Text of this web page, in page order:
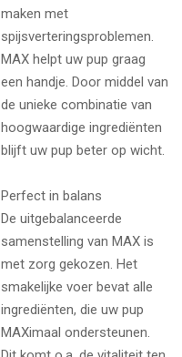
maken met
spijsverteringsproblemen.
MAX helpt uw pup graag
een handje. Door middel van
de unieke combinatie van
hoogwaardige ingrediënten
blijft uw pup beter op wicht.
Perfect in balans
De uitgebalanceerde
samenstelling van MAX is
met zorg gekozen. Het
smakelijke voer bevat alle
ingrediënten, die uw pup
MAXimaal ondersteunen.